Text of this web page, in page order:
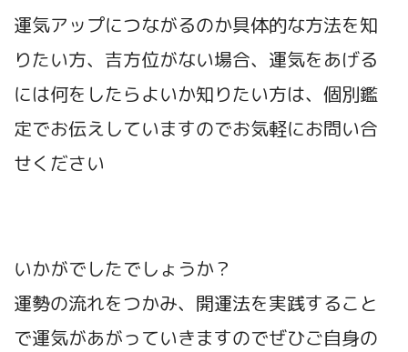
運気アップにつながるのか具体的な方法を知
りたい方、吉方位がない場合、運気をあげる
には何をしたらよいか知りたい方は、個別鑑
定でお伝えしていますのでお気軽にお問い合
せください
いかがでしたでしょうか？
運勢の流れをつかみ、開運法を実践すること
で運気があがっていきますのでぜひご自身の